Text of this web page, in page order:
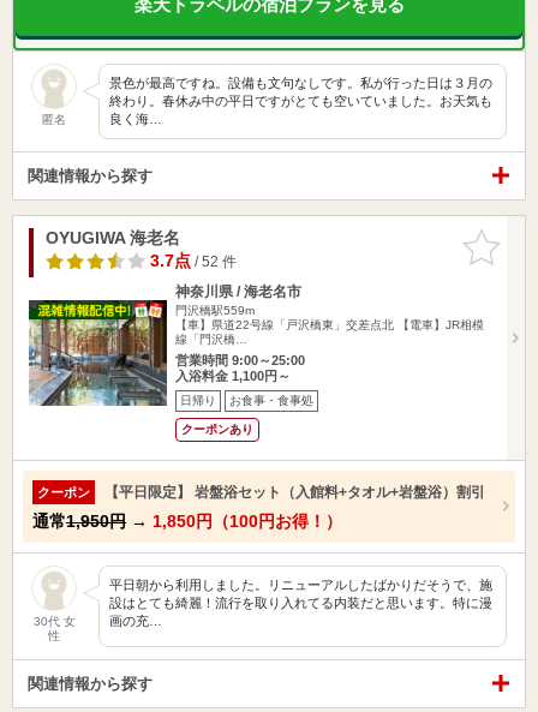
匿名
景色が最高ですね。設備も文句なしです。私が行った日は３月の
終わり。春休み中の平日ですがとても空いていました。お天気も
良く海…
関連情報から探す
お気に入
りに追加
OYUGIWA 海老名
3.7点/ 52 件
神奈川県 / 海老名市
門沢橋駅559m
【車】県道22号線「戸沢橋東」交差点北 【電車】JR相模
線「門沢橋…
営業時間 9:00～25:00
入浴料金 1,100円～
日帰り お食事・食事処
クーポンあり
クーポン 【平日限定】 岩盤浴セット（入館料+タオル+岩盤浴）割引
通常1,950円 → 1,850円（100円お得！）
30代 女
性
平日朝から利用しました。リニューアルしたばかりだそうで、施
設はとても綺麗！流行を取り入れてる内装だと思います。特に漫
画の充…
関連情報から探す